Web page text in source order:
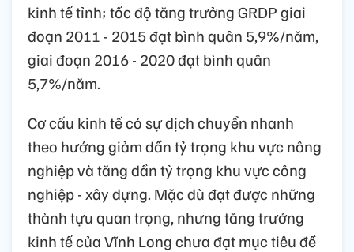
kinh tế tỉnh; tốc độ tăng trưởng GRDP giai
đoạn 2011 - 2015 đạt bình quân 5,9%/năm,
giai đoạn 2016 - 2020 đạt bình quân
5,7%/năm.
Cơ cấu kinh tế có sự dịch chuyển nhanh
theo hướng giảm dần tỷ trọng khu vực nông
nghiệp và tăng dần tỷ trọng khu vực công
nghiệp - xây dựng. Mặc dù đạt được những
thành tựu quan trọng, nhưng tăng trưởng
kinh tế của Vĩnh Long chưa đạt mục tiêu đề